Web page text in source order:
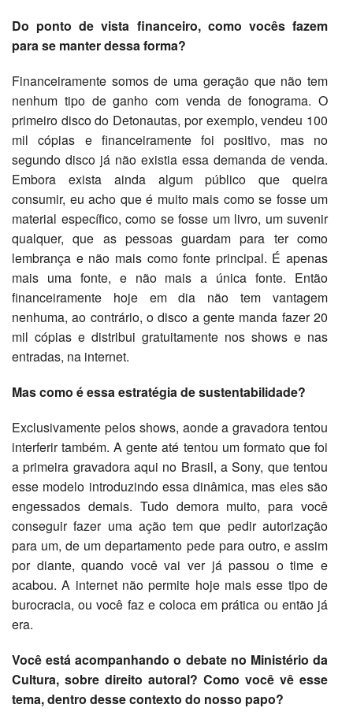
Do ponto de vista financeiro, como vocês fazem
para se manter dessa forma?
Financeiramente somos de uma geração que não tem
nenhum tipo de ganho com venda de fonograma. O
primeiro disco do Detonautas, por exemplo, vendeu 100
mil cópias e financeiramente foi positivo, mas no
segundo disco já não existia essa demanda de venda.
Embora exista ainda algum público que queira
consumir, eu acho que é muito mais como se fosse um
material específico, como se fosse um livro, um suvenir
qualquer, que as pessoas guardam para ter como
lembrança e não mais como fonte principal. É apenas
mais uma fonte, e não mais a única fonte. Então
financeiramente hoje em dia não tem vantagem
nenhuma, ao contrário, o disco a gente manda fazer 20
mil cópias e distribui gratuitamente nos shows e nas
entradas, na internet.
Mas como é essa estratégia de sustentabilidade?
Exclusivamente pelos shows, aonde a gravadora tentou
interferir também. A gente até tentou um formato que foi
a primeira gravadora aqui no Brasil, a Sony, que tentou
esse modelo introduzindo essa dinâmica, mas eles são
engessados demais. Tudo demora muito, para você
conseguir fazer uma ação tem que pedir autorização
para um, de um departamento pede para outro, e assim
por diante, quando você vai ver já passou o time e
acabou. A internet não permite hoje mais esse tipo de
burocracia, ou você faz e coloca em prática ou então já
era.
Você está acompanhando o debate no Ministério da
Cultura, sobre direito autoral? Como você vê esse
tema, dentro desse contexto do nosso papo?